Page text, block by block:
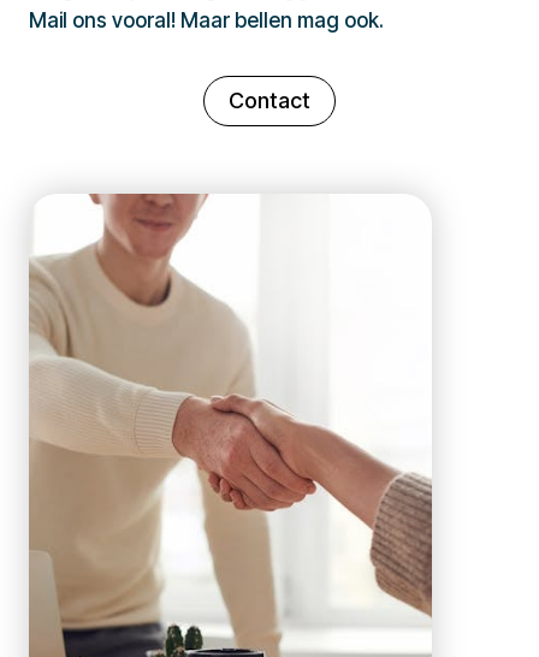
Mail ons vooral! Maar bellen mag ook.
Contact